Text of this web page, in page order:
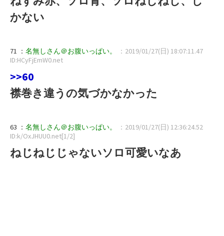
かない
71 ： 名無しさん＠お腹いっぱい。
：2019/01/27(日) 18:07:11.47
ID:HCyFjEmW0.net
>>60
襟巻き違うの気づかなかった
63 ： 名無しさん＠お腹いっぱい。
：2019/01/27(日) 12:36:24.52
ID:k/OxJHUU0.net[1/2]
ねじねじじゃないソロ可愛いなあ